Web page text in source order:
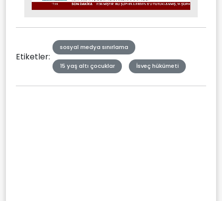
Mute Stream
Etiketler:
sosyal medya sınırlama
15 yaş altı çocuklar İsveç hükümeti